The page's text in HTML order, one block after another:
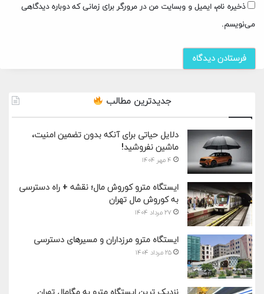
ذخیره نام، ایمیل و وبسایت من در مرورگر برای زمانی که دوباره دیدگاهی
می‌نویسم.
جدیدترین مطالب
دلایل حیاتی برای آنکه بدون تضمین امنیت،
ماشین نفروشید!
۴ مهر ۱۴۰۴
ایستگاه مترو کوروش مال؛ نقشه + راه دسترسی
به کوروش مال تهران
۲۷ مرداد ۱۴۰۴
ایستگاه مترو مرزداران و مسیرهای دسترسی
۲۵ مرداد ۱۴۰۴